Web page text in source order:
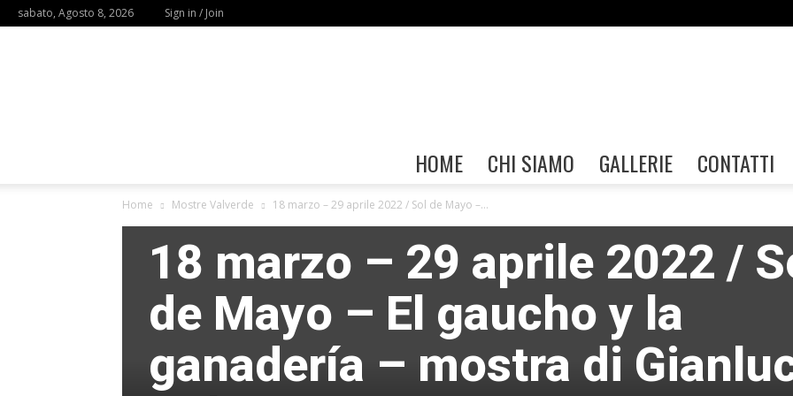
sabato, Agosto 8, 2026 Sign in / Join
FIAF
HOME CHI SIAMO GALLERIE CONTATTI
Home Mostre Valverde 18 marzo – 29 aprile 2022 / Sol de Mayo –...
18 marzo – 29 aprile 2022 /
de Mayo – El gaucho y la
ganadería – mostra di